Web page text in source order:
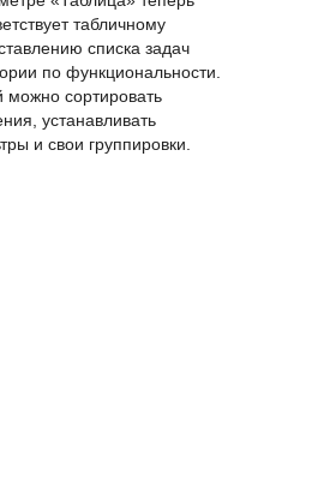
теперь можно
участие в поиске по
задач категории.
значений
выбора в
«Таблица» теперь
табличному